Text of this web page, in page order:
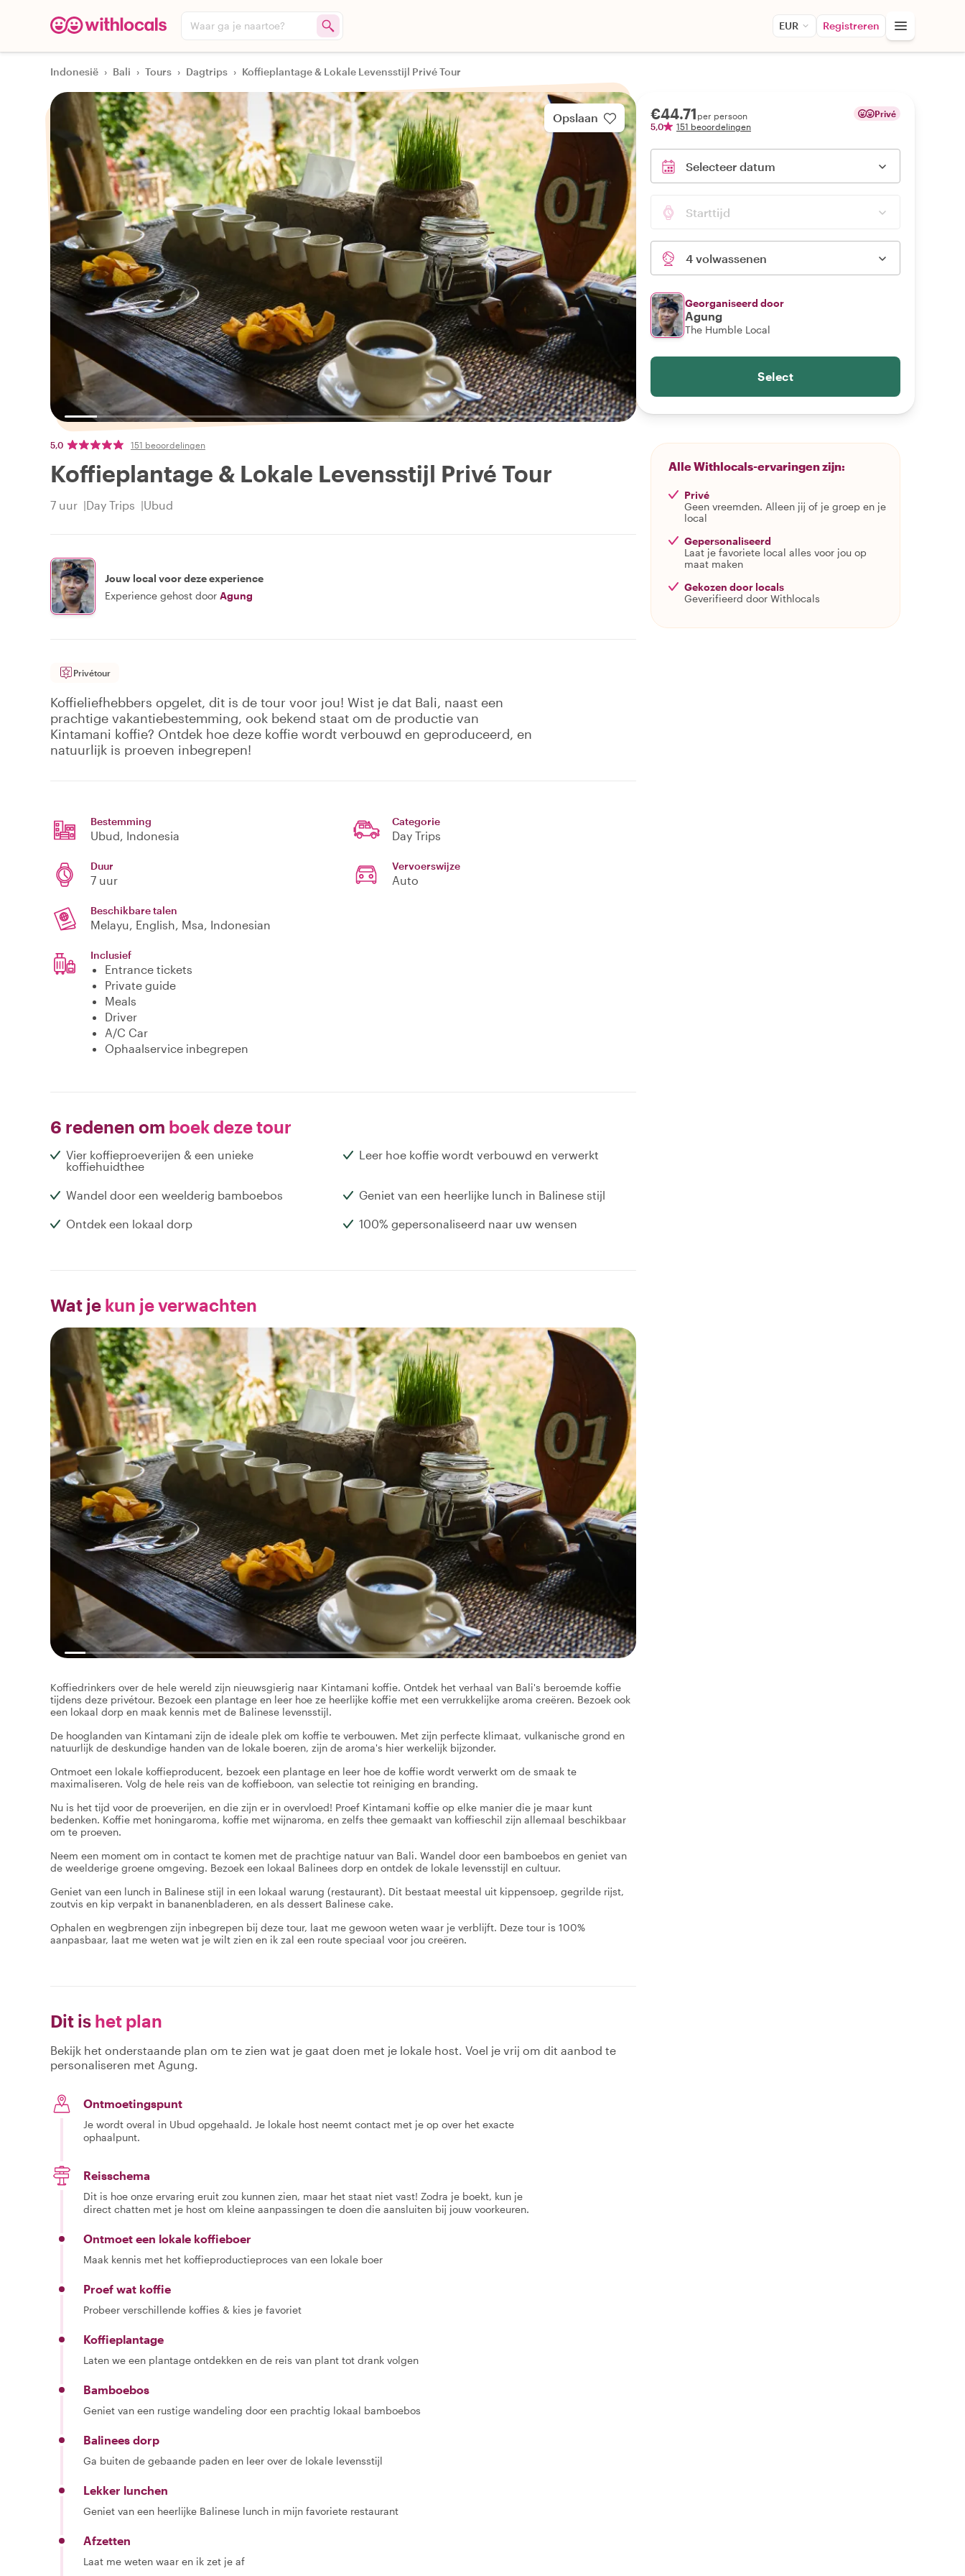
Waar ga je naartoe? EUR Registreren
Indonesië › Bali › Tours › Dagtrips › Koffieplantage & Lokale Levensstijl Privé Tour
Opslaan
5,0 151 beoordelingen
Koffieplantage & Lokale Levensstijl Privé Tour
7 uur Day Trips Ubud
Jouw local voor deze experience
Experience gehost door Agung
Privétour
Koffieliefhebbers opgelet, dit is de tour voor jou! Wist je dat Bali, naast een
prachtige vakantiebestemming, ook bekend staat om de productie van
Kintamani koffie? Ontdek hoe deze koffie wordt verbouwd en geproduceerd, en
natuurlijk is proeven inbegrepen!
Bestemming
Ubud, Indonesia
Categorie
Day Trips
Duur
7 uur
Vervoerswijze
Auto
Beschikbare talen
Melayu, English, Msa, Indonesian
Inclusief
Entrance tickets
Private guide
Meals
Driver
A/C Car
Ophaalservice inbegrepen
6 redenen om boek deze tour
Vier koffieproeverijen & een unieke
koffiehuidthee
Leer hoe koffie wordt verbouwd en verwerkt
Wandel door een weelderig bamboebos Geniet van een heerlijke lunch in Balinese stijl
Ontdek een lokaal dorp 100% gepersonaliseerd naar uw wensen
Wat je kun je verwachten
Koffiedrinkers over de hele wereld zijn nieuwsgierig naar Kintamani koffie. Ontdek het verhaal van Bali's beroemde koffie
tijdens deze privétour. Bezoek een plantage en leer hoe ze heerlijke koffie met een verrukkelijke aroma creëren. Bezoek ook
een lokaal dorp en maak kennis met de Balinese levensstijl.
De hooglanden van Kintamani zijn de ideale plek om koffie te verbouwen. Met zijn perfecte klimaat, vulkanische grond en
natuurlijk de deskundige handen van de lokale boeren, zijn de aroma's hier werkelijk bijzonder.
Ontmoet een lokale koffieproducent, bezoek een plantage en leer hoe de koffie wordt verwerkt om de smaak te
maximaliseren. Volg de hele reis van de koffieboon, van selectie tot reiniging en branding.
Nu is het tijd voor de proeverijen, en die zijn er in overvloed! Proef Kintamani koffie op elke manier die je maar kunt
bedenken. Koffie met honingaroma, koffie met wijnaroma, en zelfs thee gemaakt van koffieschil zijn allemaal beschikbaar
om te proeven.
Neem een moment om in contact te komen met de prachtige natuur van Bali. Wandel door een bamboebos en geniet van
de weelderige groene omgeving. Bezoek een lokaal Balinees dorp en ontdek de lokale levensstijl en cultuur.
Geniet van een lunch in Balinese stijl in een lokaal warung (restaurant). Dit bestaat meestal uit kippensoep, gegrilde rijst,
zoutvis en kip verpakt in bananenbladeren, en als dessert Balinese cake.
Ophalen en wegbrengen zijn inbegrepen bij deze tour, laat me gewoon weten waar je verblijft. Deze tour is 100%
aanpasbaar, laat me weten wat je wilt zien en ik zal een route speciaal voor jou creëren.
Dit is het plan
Bekijk het onderstaande plan om te zien wat je gaat doen met je lokale host. Voel je vrij om dit aanbod te
personaliseren met Agung.
Ontmoetingspunt
Je wordt overal in Ubud opgehaald. Je lokale host neemt contact met je op over het exacte
ophaalpunt.
Reisschema
Dit is hoe onze ervaring eruit zou kunnen zien, maar het staat niet vast! Zodra je boekt, kun je
direct chatten met je host om kleine aanpassingen te doen die aansluiten bij jouw voorkeuren.
Ontmoet een lokale koffieboer
Maak kennis met het koffieproductieproces van een lokale boer
Proef wat koffie
Probeer verschillende koffies & kies je favoriet
Koffieplantage
Laten we een plantage ontdekken en de reis van plant tot drank volgen
Bamboebos
Geniet van een rustige wandeling door een prachtig lokaal bamboebos
Balinees dorp
Ga buiten de gebaande paden en leer over de lokale levensstijl
Lekker lunchen
Geniet van een heerlijke Balinese lunch in mijn favoriete restaurant
Afzetten
Laat me weten waar en ik zet je af
€44.71 per persoon
5,0
151 beoordelingen
Privé
Selecteer datum
Starttijd
4 volwassenen
Georganiseerd door
Agung
The Humble Local
Select
Alle Withlocals-ervaringen zijn:
Privé
Geen vreemden. Alleen jij of je groep en je
local
Gepersonaliseerd
Laat je favoriete local alles voor jou op
maat maken
Gekozen door locals
Geverifieerd door Withlocals